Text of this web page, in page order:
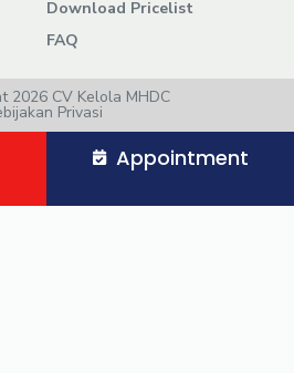
Download Pricelist
FAQ
2026 CV Kelola MHDC
Privasi
Appointment